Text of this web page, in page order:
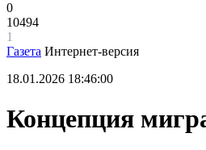
0
10494
1
Газета Интернет-версия
18.01.2026 18:46:00
Концепция